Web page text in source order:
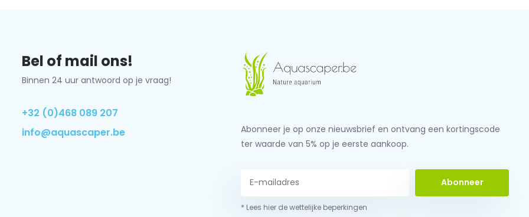
Bel of mail ons!
Binnen 24 uur antwoord op je vraag!
+32 (0)468 089 207
info@aquascaper.be
Abonneer je op onze nieuwsbrief en ontvang een kortingscode
ter waarde van 5% op je eerste aankoop.
Abonneer
* Lees hier de wettelijke beperkingen